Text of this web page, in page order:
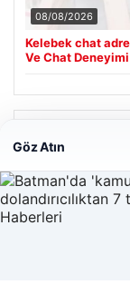
08/08/2026
Kelebek chat
Ve Chat Deneyimi
Göz Atın